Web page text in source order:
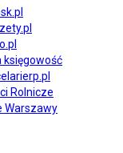
księgowość
Rolnicze
Warszawy